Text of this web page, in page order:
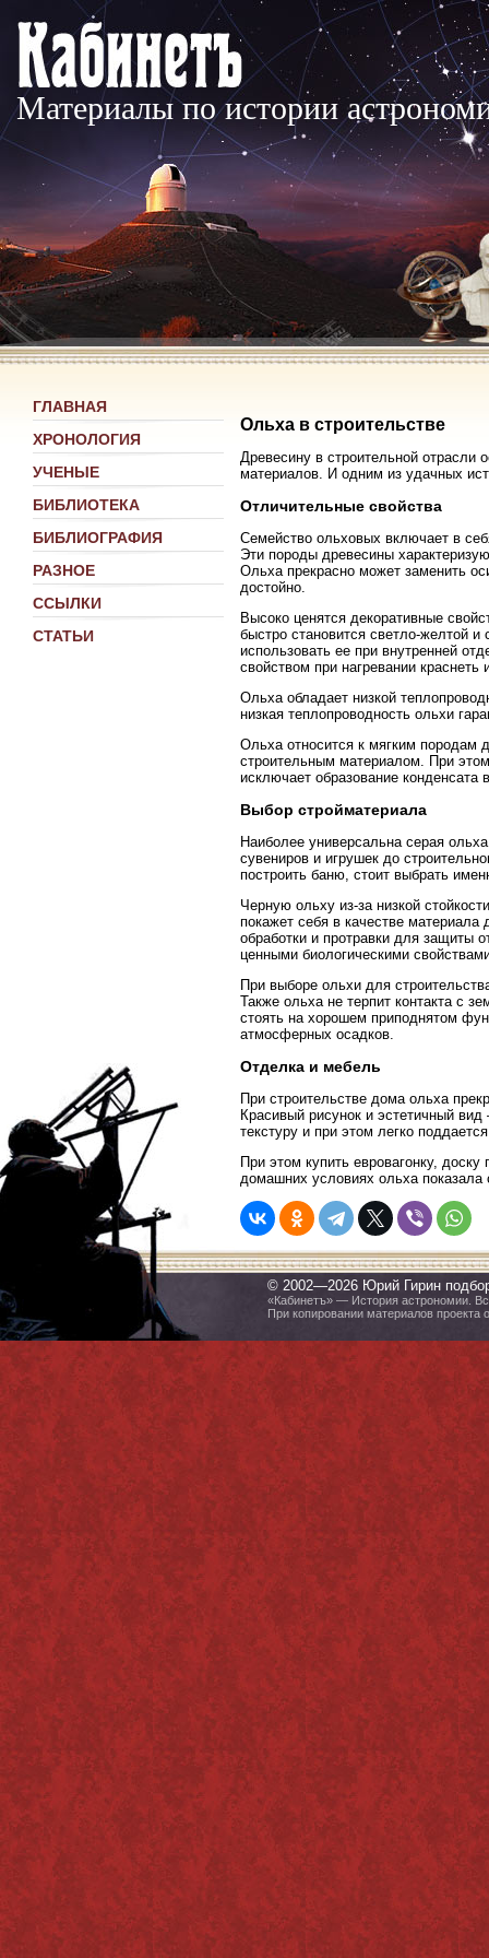
Материалы по истории
ГЛАВНАЯ
ХРОНОЛОГИЯ
УЧЕНЫЕ
БИБЛИОТЕКА
БИБЛИОГРАФИЯ
РАЗНОЕ
ССЫЛКИ
СТАТЬИ
Ольха в строительстве
Древесину в строительной отрасли
материалов. И одним из удачных
Отличительные свойства
Семейство ольховых включает в
Эти породы древесины
Ольха прекрасно может заменить
достойно.
Высоко ценятся декоративные
быстро становится светло-желтой и
использовать ее при внутренней
свойством при нагревании краснеть
Ольха обладает низкой
низкая теплопроводность ольхи
Ольха относится к мягким породам
строительным материалом. При
исключает образование конденсата
Выбор стройматериала
Наиболее универсальна серая
сувениров и игрушек до
построить баню, стоит выбрать
Черную ольху из-за низкой
покажет себя в качестве материала
обработки и протравки для защиты
ценными биологическими
При выборе ольхи для
Также ольха не терпит контакта с
стоять на хорошем приподнятом
атмосферных осадков.
Отделка и мебель
При строительстве дома ольха
Красивый рисунок и эстетичный
текстуру и при этом легко
При этом купить евровагонку,
домашних условиях ольха
© 2002—2026 Юрий Гирин
«Кабинетъ» — История астрономии.
При копировании материалов проекта